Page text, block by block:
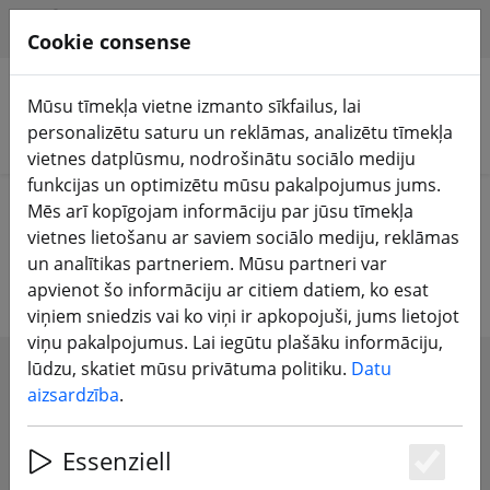
Meklēt produktus
Home Propelleris 6 collu dzenskrūve
6 collu dzenskrūve
SHOW FILTERS
Cookie consense
Mūsu tīmekļa vietne izmanto sīkfailus, lai
personalizētu saturu un reklāmas, analizētu tīmekļa
vietnes datplūsmu, nodrošinātu sociālo mediju
funkcijas un optimizētu mūsu pakalpojumus jums.
Mēs arī kopīgojam informāciju par jūsu tīmekļa
vietnes lietošanu ar saviem sociālo mediju, reklāmas
un analītikas partneriem. Mūsu partneri var
apvienot šo informāciju ar citiem datiem, ko esat
viņiem sniedzis vai ko viņi ir apkopojuši, jums lietojot
viņu pakalpojumus. Lai iegūtu plašāku informāciju,
lūdzu, skatiet mūsu privātuma politiku. Datu
aizsardzība.
Essenziell